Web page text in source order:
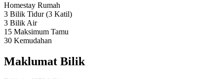
Homestay Rumah
3 Bilik Tidur(3 Katil)
3 Bilik Air
15 Maksimum Tamu
30 Kemudahan
Maklumat Bilik